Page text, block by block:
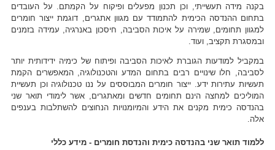
בקנה מידה תעשייתי, וכן תכנון מפעלים ופיקוח על הקמתם. על העובדים
בתחום ההנדסה הכימית להתמודד עם מגוון אתגרים, דוגמת ייצור חומרים
למגוון תחומים, שמירה על איכות הסביבה, חיסכון באנרגיה, עמידה בזמנים
ובמסגרת תקציב, ועוד.
במקביל למודעות הגוברת לאיכות הסביבה ופיתוח של כימיה ידידותית יותר
לסביבה, חלו שינויים רבים בתחום המדע והטכנולוגיה, המאפשרים הקמת
תעשיות עתירות ידע. ייצור חומרים המבוססים על ננו טכנולוגיה וכן תעשיית
המוליכים למחצה הינם תחומים חדשים ומאתגרים, אשר לימודי תואר שני
בהנדסה כימית מקנים את הידע והמיומנויות הנחוצים להשתלבות בענפים
אלה.
ללמוד תואר שני בהנדסה כימית והנדסת חומרים - מידע כללי